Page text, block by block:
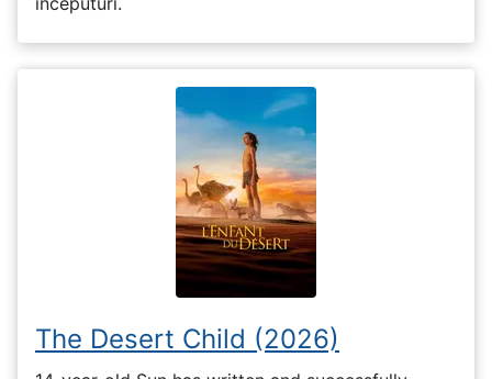
The Desert Child (2026)